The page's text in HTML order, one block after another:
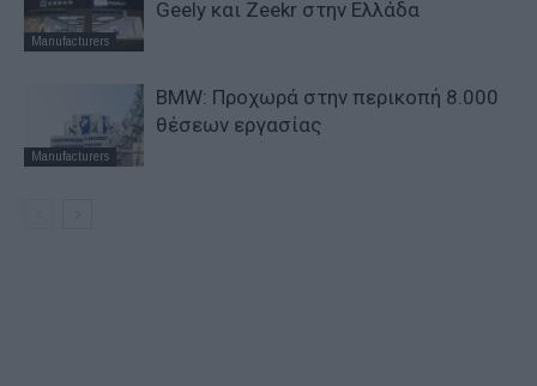
Manufacturers
Geely και Zeekr στην Ελλάδα
Manufacturers
BMW: Προχωρά στην περικοπή 8.000
θέσεων εργασίας